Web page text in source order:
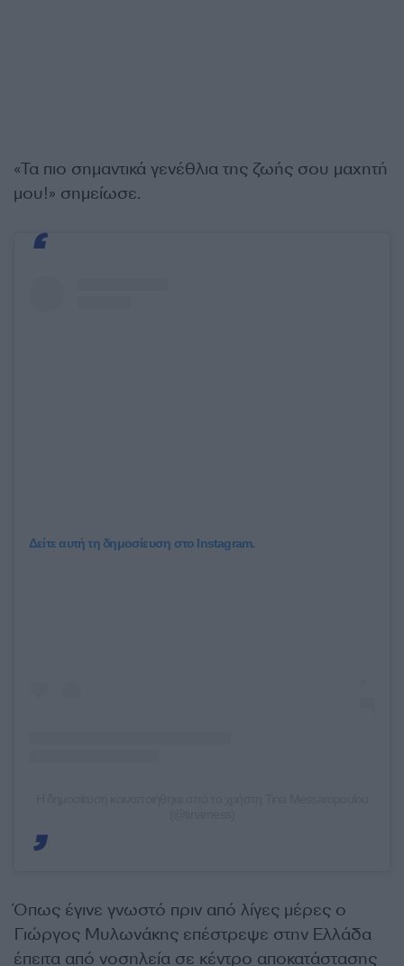
«Τα πιο σημαντικά γενέθλια της ζωής σου μαχητή
μου!» σημείωσε.
Δείτε αυτή τη δημοσίευση στο Instagram.
Όπως έγινε γνωστό πριν από λίγες μέρες ο
Γιώργος Μυλωνάκης επέστρεψε στην Ελλάδα
έπειτα από νοσηλεία σε κέντρο αποκατάστασης